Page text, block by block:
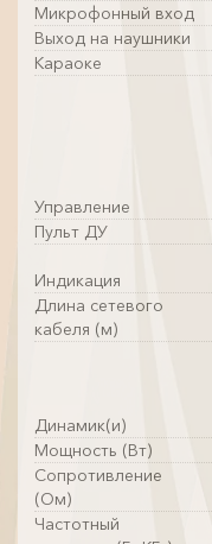
Микрофонный вход
Выход на наушники
Караоке
Управление
Пульт ДУ
Индикация
Длина сетевого
кабеля (м)
Динамик(и)
Мощность (Вт)
Сопротивление
(Ом)
Частотный